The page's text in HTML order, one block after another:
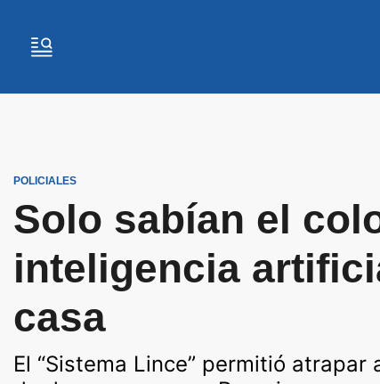
POLICIALES
Solo sabían el
inteligencia
casa
El “Sistema Lince” permitió